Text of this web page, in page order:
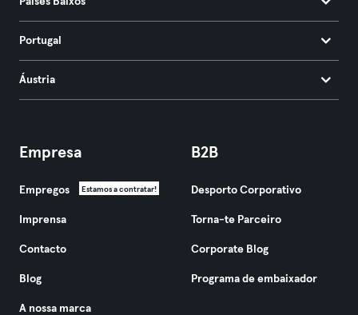
Portugal
Áustria
Empresa
Empregos Estamos a contratar!
Imprensa
Contacto
Blog
A nossa marca
B2B
Desporto Corporativo
Torna-te Parceiro
Corporate Blog
Programa de embaixador